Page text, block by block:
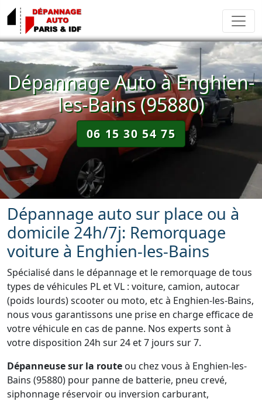
Dépannage Auto à Enghien-
les-Bains (95880)
06 15 30 54 75
Dépannage auto sur place ou à
domicile 24h/7j: Remorquage
voiture à Enghien-les-Bains
Spécialisé dans le dépannage et le remorquage de tous
types de véhicules PL et VL : voiture, camion, autocar
(poids lourds) scooter ou moto, etc à Enghien-les-Bains,
nous vous garantissons une prise en charge efficace de
votre véhicule en cas de panne. Nos experts sont à
votre disposition 24h sur 24 et 7 jours sur 7.
Dépanneuse sur la route ou chez vous à Enghien-les-
Bains (95880) pour panne de batterie, pneu crevé,
siphonnage réservoir ou inversion carburant,